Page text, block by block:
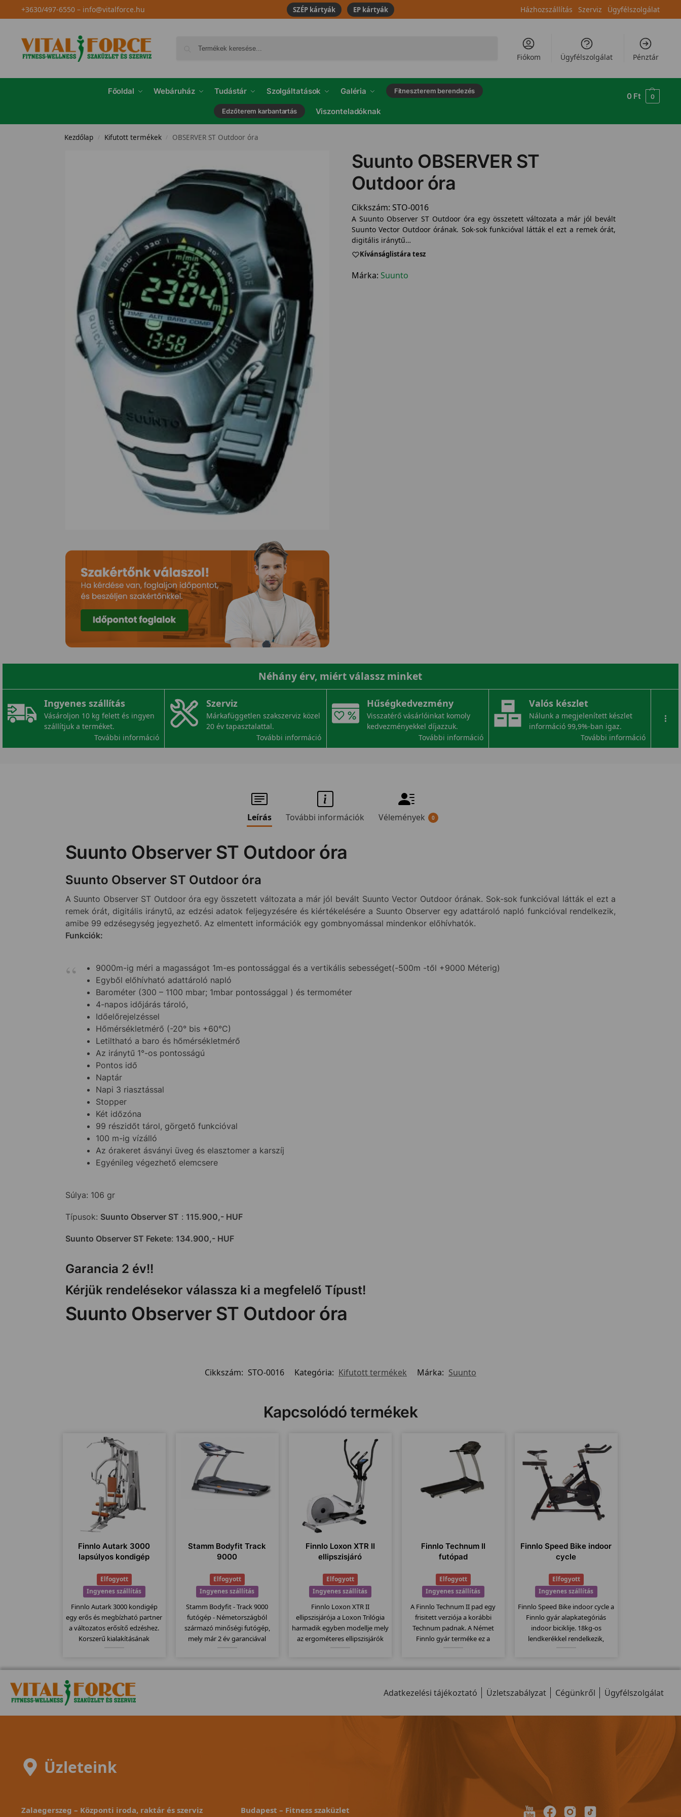
+3630/497-6550– info@vitalforce.hu SZÉP kártyák EP kártyák Házhozszállítás Szerviz Ügyfélszolgálat
Fiókom Ügyfélszolgálat Pénztár
Főoldal Webáruház Tudástár Szolgáltatások Galéria Fitneszterem berendezés
Edzőterem karbantartás Viszonteladóknak
0 Ft 0
Kezdőlap / Kifutott termékek / OBSERVER ST Outdoor óra
Suunto OBSERVER ST
Outdoor óra
Cikkszám: STO-0016
A Suunto Observer ST Outdoor óra egy összetett változata a már jól bevált
Suunto Vector Outdoor órának. Sok-sok funkcióval látták el ezt a remek órát,
digitális iránytű…
Kívánságlistára tesz
Márka: Suunto
Néhány érv, miért válassz minket
Ingyenes szállítás
Vásároljon 10 kg felett és ingyen
szállítjuk a terméket.
További információ
Szerviz
Márkafüggetlen szakszerviz közel
20 év tapasztalattal.
További információ
Hűségkedvezmény
Visszatérő vásárlóinkat komoly
kedvezményekkel díjazzuk.
További információ
Valós készlet
Nálunk a megjelenített készlet
információ 99,9%-ban igaz.
További információ
...
Leírás További információk Vélemények 0
Suunto Observer ST Outdoor óra
Suunto Observer ST Outdoor óra
A Suunto Observer ST Outdoor óra egy összetett változata a már jól bevált Suunto Vector Outdoor órának. Sok-sok funkcióval látták el ezt a
remek órát, digitális iránytű, az edzési adatok feljegyzésére és kiértékelésére a Suunto Observer egy adattároló napló funkcióval rendelkezik,
amibe 99 edzésegység jegyezhető. Az elmentett információk egy gombnyomással mindenkor előhívhatók.
Funkciók:
9000m-ig méri a magasságot 1m-es pontossággal és a vertikális sebességet(-500m -től +9000 Méterig)
Egyből előhívható adattároló napló
Barométer (300 – 1100 mbar; 1mbar pontossággal ) és termométer
4-napos időjárás tároló,
Időelőrejelzéssel
Hőmérsékletmérő (-20° bis +60°C)
Letiltható a baro és hőmérsékletmérő
Az iránytű 1°-os pontosságú
Pontos idő
Naptár
Napi 3 riasztással
Stopper
Két időzóna
99 részidőt tárol, görgető funkcióval
100 m-ig vízálló
Az órakeret ásványi üveg és elasztomer a karszíj
Egyénileg végezhető elemcsere
Súlya: 106 gr
Típusok: Suunto Observer ST : 115.900,- HUF
Suunto Observer ST Fekete: 134.900,- HUF
Garancia 2 év!!
Kérjük rendelésekor válassza ki a megfelelő Típust!
Suunto Observer ST Outdoor óra
Cikkszám: STO-0016 Kategória: Kifutott termékek Márka: Suunto
Kapcsolódó termékek
Finnlo Autark 3000
lapsúlyos kondigép
Elfogyott
Ingyenes szállítás
Finnlo Autark 3000 kondigép
egy erős és megbízható partner
a változatos erősítő edzéshez.
Korszerű kialakításának
különböző "állomásokat" a
német precizitásnak
köszönhetően.
Stamm Bodyfit Track
9000
Elfogyott
Ingyenes szállítás
Stamm Bodyfit - Track 9000
futógép - Németországból
származó minőségi futógép,
mely már 2 év garanciával
kategóriájához képest
Finnlo Loxon XTR II
ellipszisjáró
Elfogyott
Ingyenes szállítás
Finnlo Loxon XTR II
ellipszisjárója a Loxon Trilógia
harmadik egyben modellje mely
az ergométeres ellipszisjárók
erősségi fokozattal és 25-400
Finnlo Technum II
futópad
Elfogyott
Ingyenes szállítás
A Finnlo Technum II pad egy
frisitett verziója a korábbi
Technum padnak. A Német
Finnlo gyár terméke ez a
135x44cm-es futófelület,
jellemzi ezt a modellt...
Finnlo Speed Bike indoor
cycle
Elfogyott
Ingyenes szállítás
Finnlo Speed Bike indoor cycle a
Finnlo gyár alapkategóriás
indoor biciklije. 18kg-os
lendkerékkel rendelkezik,
Kitűnően alkalmas erőltetett
meghajtó rendszerét.
Adatkezelési tájékoztató Üzletszabályzat Cégünkről Ügyfélszolgálat
Üzleteink
Zalaegerszeg – Központi iroda, raktár és szerviz
Budapest – Fitness szaküzlet